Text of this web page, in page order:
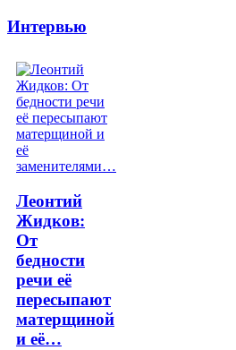
Интервью
Леонтий
Жидков:
От
бедности
речи её
пересыпают
матерщиной
и её…